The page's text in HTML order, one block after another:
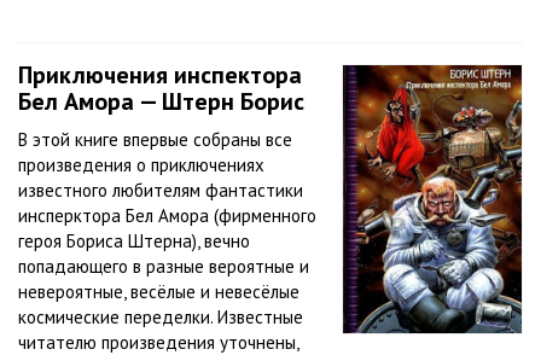
Приключения инспектора
Бел Амора — Штерн Борис
В этой книге впервые собраны все
произведения о приключениях
известного любителям фантастики
инсперктора Бел Амора (фирменного
героя Бориса Штерна), вечно
попадающего в разные вероятные и
невероятные, весёлые и невесёлые
космические переделки. Известные
читателю произведения уточнены,